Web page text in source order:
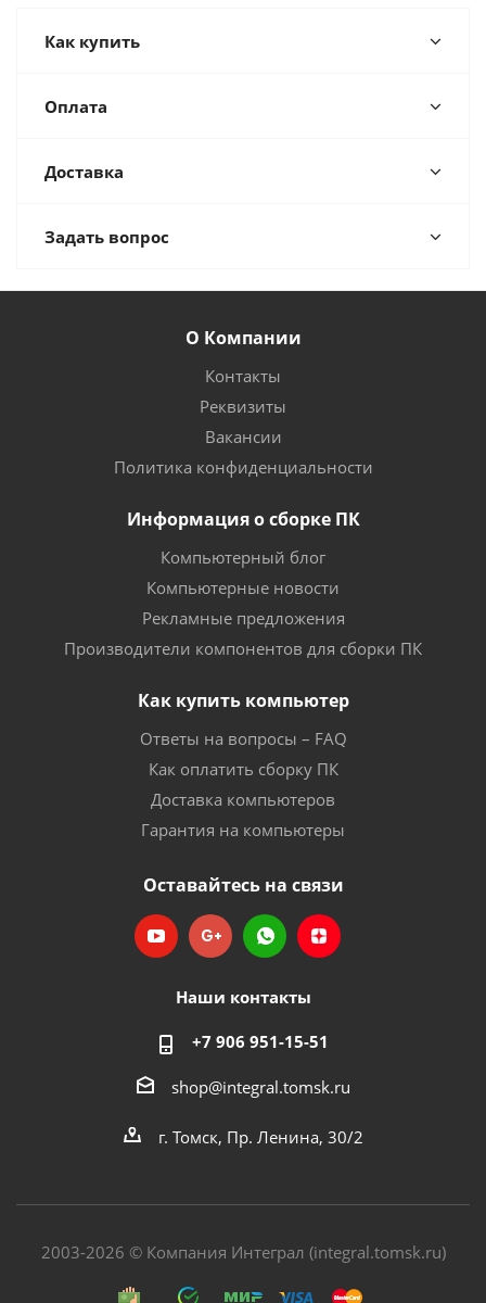
Как купить
Оплата
Доставка
Задать вопрос
О Компании
Контакты
Реквизиты
Вакансии
Политика конфиденциальности
Информация о сборке ПК
Компьютерный блог
Компьютерные новости
Рекламные предложения
Производители компонентов для сборки ПК
Как купить компьютер
Ответы на вопросы – FAQ
Как оплатить сборку ПК
Доставка компьютеров
Гарантия на компьютеры
Оставайтесь на связи
Наши контакты
+7 906 951-15-51
shop@integral.tomsk.ru
г. Томск, Пр. Ленина, 30/2
2003-2026 © Компания Интеграл (integral.tomsk.ru)